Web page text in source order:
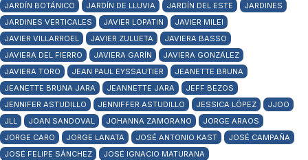
JARDÍN BOTÁNICO
JARDÍN DE LLUVIA JARDÍN DEL ESTE
JARDINES
JARDINES VERTICALES
JAVIER LOPATIN
JAVIER MILEI
JAVIER VILLARROEL
JAVIER ZULUETA
JAVIERA BASSO
JAVIERA DEL FIERRO
JAVIERA GARÍN
JAVIERA GONZÁLEZ
JAVIERA TORO
JEAN PAUL EYSSAUTIER
JEANETTE BRUNA
JEANETTE BRUNA JARA
JEANNETTE JARA
JEFF BEZOS
JENNIFER ASTUDILLO
JENNIFFER ASTUDILLO JESSICA LÓPEZ
JJOO
JLL
JOAN SANDOVAL JOHANNA ZAMORANO
JORGE ARAOS
JORGE CARO
JORGE LANATA JOSÉ ANTONIO KAST
JOSÉ CAMPAÑA
JOSÉ FELIPE SÁNCHEZ
JOSÉ IGNACIO MATURANA